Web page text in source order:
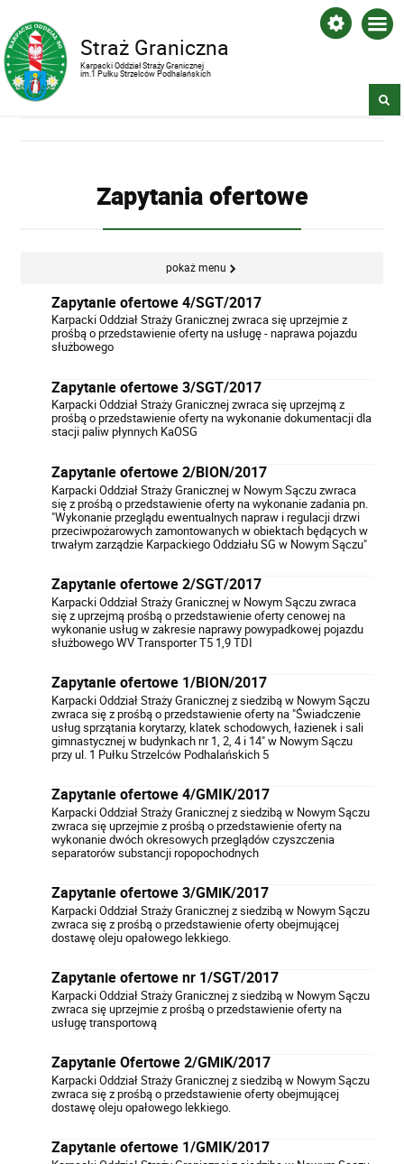
Straż Graniczna
Karpacki Oddział Straży Granicznej
im.1 Pułku Strzelców Podhalańskich
Zapytania ofertowe
pokaż menu
Zapytanie ofertowe 4/SGT/2017
Karpacki Oddział Straży Granicznej zwraca się uprzejmie z
prośbą o przedstawienie oferty na usługę - naprawa pojazdu
służbowego
Zapytanie ofertowe 3/SGT/2017
Karpacki Oddział Straży Granicznej zwraca się uprzejmą z
prośbą o przedstawienie oferty na wykonanie dokumentacji dla
stacji paliw płynnych KaOSG
Zapytanie ofertowe 2/BION/2017
Karpacki Oddział Straży Granicznej w Nowym Sączu zwraca
się z prośbą o przedstawienie oferty na wykonanie zadania pn.
"Wykonanie przeglądu ewentualnych napraw i regulacji drzwi
przeciwpożarowych zamontowanych w obiektach będących w
trwałym zarządzie Karpackiego Oddziału SG w Nowym Sączu"
Zapytanie ofertowe 2/SGT/2017
Karpacki Oddział Straży Granicznej w Nowym Sączu zwraca
się z uprzejmą prośbą o przedstawienie oferty cenowej na
wykonanie usług w zakresie naprawy powypadkowej pojazdu
służbowego WV Transporter T5 1,9 TDI
Zapytanie ofertowe 1/BION/2017
Karpacki Oddział Straży Granicznej z siedzibą w Nowym Sączu
zwraca się z prośbą o przedstawienie oferty na "Świadczenie
usług sprzątania korytarzy, klatek schodowych, łazienek i sali
gimnastycznej w budynkach nr 1, 2, 4 i 14" w Nowym Sączu
przy ul. 1 Pułku Strzelców Podhalańskich 5
Zapytanie ofertowe 4/GMIK/2017
Karpacki Oddział Straży Granicznej z siedzibą w Nowym Sączu
zwraca się uprzejmie z prośbą o przedstawienie oferty na
wykonanie dwóch okresowych przeglądów czyszczenia
separatorów substancji ropopochodnych
Zapytanie ofertowe 3/GMiK/2017
Karpacki Oddział Straży Granicznej z siedzibą w Nowym Sączu
zwraca się z prośbą o przedstawienie oferty obejmującej
dostawę oleju opałowego lekkiego.
Zapytanie ofertowe nr 1/SGT/2017
Karpacki Oddział Straży Granicznej z siedzibą w Nowym Sączu
zwraca się uprzejmie z prośbą o przedstawienie oferty na
usługę transportową
Zapytanie Ofertowe 2/GMiK/2017
Karpacki Oddział Straży Granicznej z siedzibą w Nowym Sączu
zwraca się z prośbą o przedstawienie oferty obejmującej
dostawę oleju opałowego lekkiego.
Zapytanie ofertowe 1/GMIK/2017